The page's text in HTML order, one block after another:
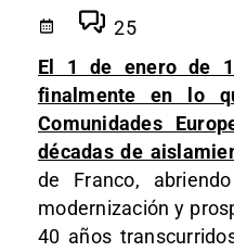
25
El 1 de enero de
finalmente en lo
Comunidades
décadas de
de Franco,
modernización y
40 años